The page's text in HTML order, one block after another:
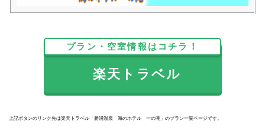
プラン・空室情報はコチラ！
楽天トラベル
上記ボタンのリンク先は楽天トラベル「勝浦温泉 海のホテル 一の滝」のプラン一覧ページです。